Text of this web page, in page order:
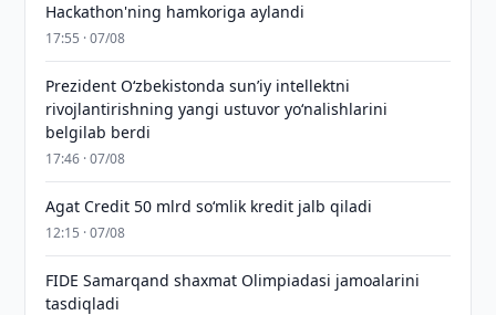
Hackathon'ning hamkoriga aylandi
17:55 · 07/08
Prezident Oʻzbekistonda sunʼiy intellektni
rivojlantirishning yangi ustuvor yoʻnalishlarini
belgilab berdi
17:46 · 07/08
Agat Credit 50 mlrd so‘mlik kredit jalb qiladi
12:15 · 07/08
FIDE Samarqand shaxmat Olimpiadasi jamoalarini
tasdiqladi